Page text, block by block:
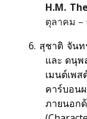
H.M.
ตุลาคม –
6. สุชาติ จัน
และ ดนุพ
เมนต์เพ
คาร์บอน
ภายนอก